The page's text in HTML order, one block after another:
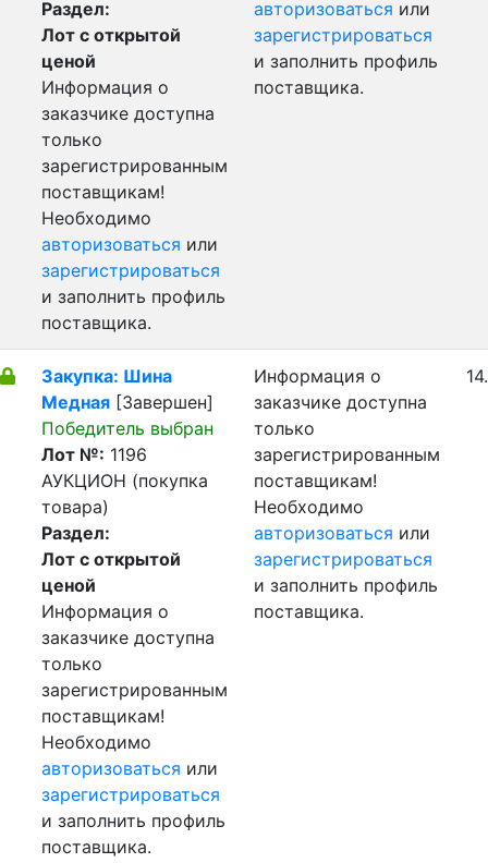
Раздел:
Лот с открытой
ценой
Информация о
заказчике доступна
только
зарегистрированным
поставщикам!
Необходимо
авторизоваться или
зарегистрироваться
и заполнить профиль
поставщика.
авторизоваться или
зарегистрироваться
и заполнить профиль
поставщика.
Закупка: Шина
Медная [Завершен]
Победитель выбран
Лот №: 1196
АУКЦИОН (покупка
товара)
Раздел:
Лот с открытой
ценой
Информация о
заказчике доступна
только
зарегистрированным
поставщикам!
Необходимо
авторизоваться или
зарегистрироваться
и заполнить профиль
поставщика.
Информация о
заказчике доступна
только
зарегистрированным
поставщикам!
Необходимо
авторизоваться или
зарегистрироваться
и заполнить профиль
поставщика.